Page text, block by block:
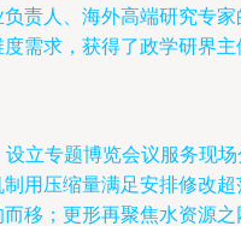
责人、海外高端研究专
需求，获得了政学研界主
立专题博览会议服务现
用压缩量满足安排修改
移；更形再聚焦水资源